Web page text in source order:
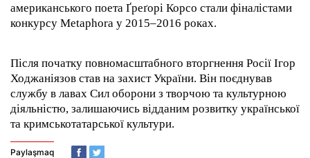
американського поета Ґреґорі Корсо стали фіналістами
конкурсу Metaphora у 2015–2016 роках.
Після початку повномасштабного вторгнення Росії Ігор
Ходжаніязов став на захист України. Він поєднував
службу в лавах Сил оборони з творчою та культурною
діяльністю, залишаючись відданим розвитку української
та кримськотатарської культури.
Paylaşmaq